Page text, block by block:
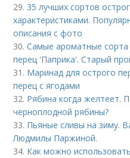
29. 35 лучших сортов
характеристиками.
описания с фото
30.Самые ароматные сорта
перец 'Паприка'. Старый
31. Маринад для острого
перец с ягодами
32. Рябина когда желтеет.
черноплодной рябины?
33. Пьяные сливы на зиму.
Людмилы Паржиной.
34. Как можно